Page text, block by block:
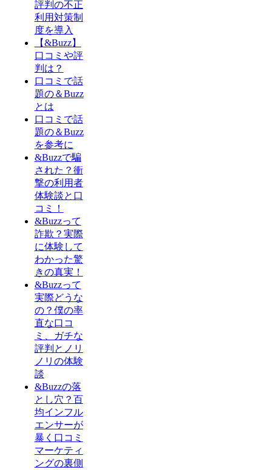
評判の不正
利用対策制
度を導入
【&Buzz】
口コミや評
判は？
口コミで話
題の＆Buzz
とは
口コミで話
題の＆Buzz
を参考に
&Buzzで騙
された？衝
撃の利用者
体験談と口
コミ！
&Buzzって
詐欺？実際
に体験して
わかった驚
きの真実！
&Buzzって
実際どうな
の？僕の率
直な口コ
ミ、ガチな
評判とノリ
ノリの体験
談
&Buzzの落
とし穴？百
均インフル
エンサーが
暴く口コミ
マーケティ
ングの裏側